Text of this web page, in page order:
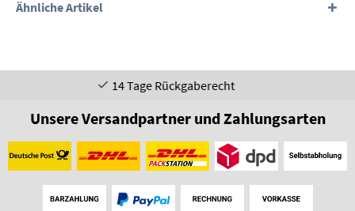
Ähnliche Artikel
14 Tage Rückgaberecht
Unsere Versandpartner und Zahlungsarten